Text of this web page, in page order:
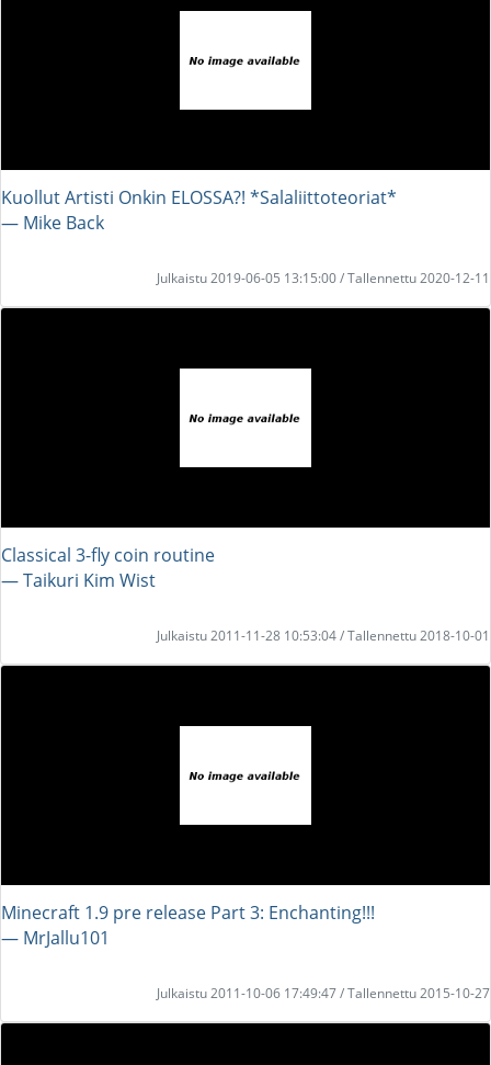
Kuollut Artisti Onkin ELOSSA?! *Salaliittoteoriat*
― Mike Back
Julkaistu 2019-06-05 13:15:00 / Tallennettu 2020-12-11
Classical 3-fly coin routine
― Taikuri Kim Wist
Julkaistu 2011-11-28 10:53:04 / Tallennettu 2018-10-01
Minecraft 1.9 pre release Part 3: Enchanting!!!
― MrJallu101
Julkaistu 2011-10-06 17:49:47 / Tallennettu 2015-10-27